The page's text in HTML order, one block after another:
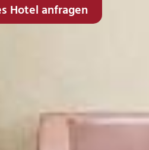
Hotel anfragen